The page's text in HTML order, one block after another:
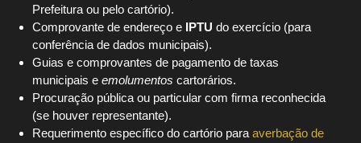
Prefeitura ou pelo cartório).
Comprovante de endereço e
IPTU do exercício (para
conferência de dados municipais).
Guias e comprovantes de pagamento de taxas
municipais e emolumentos cartorários.
Procuração pública ou particular com firma reconhecida
(se houver representante).
Requerimento específico do cartório paraaverbação de